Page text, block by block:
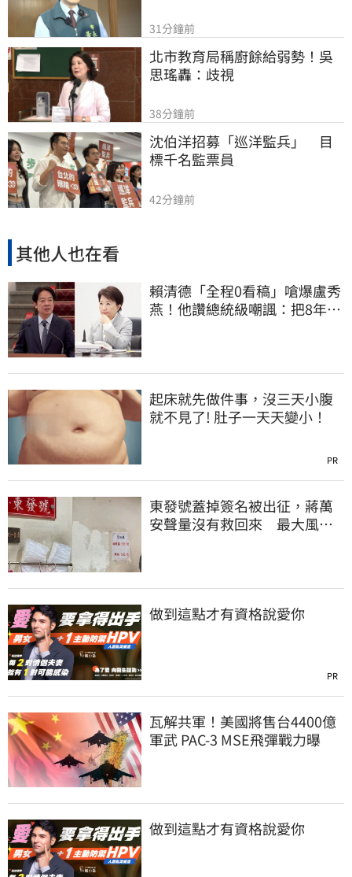
31分鐘前
北市教育局稱廚餘給弱勢！吳
思瑤轟：歧視
38分鐘前
沈伯洋招募「巡洋監兵」　目
標千名監票員
42分鐘前
其他人也在看
賴清德「全程0看稿」嗆爆盧秀
燕！他讚總統級嘲諷：把8年總
起床就先做件事，沒三天小腹
就不見了! 肚子一天天變小！
PR
東發號蓋掉簽名被出征，蔣萬
安聲量沒有救回來 最大風險
做到這點才有資格說愛你
PR
瓦解共軍！美國將售台4400億
軍武 PAC-3 MSE飛彈戰力曝
做到這點才有資格說愛你